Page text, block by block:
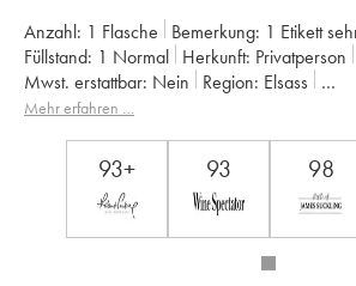
Anzahl: 1 Flasche Bemerkung: 1 Etikett
Füllstand: 1 Normal Herkunft:
privatperson
Mwst. erstattbar:
nein Region:
Elsass
Appellation:
Alsace Riesling
Mehr erfahren …
93+ 93 98